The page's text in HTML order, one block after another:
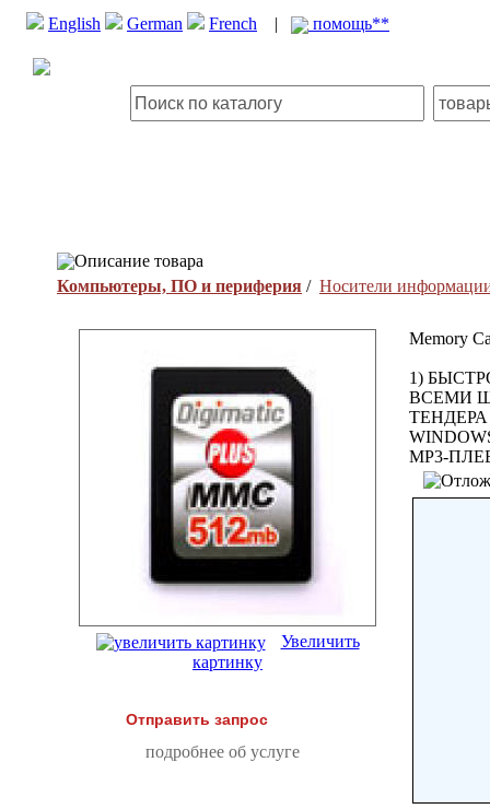
English German French | помощь**
Описание товара
Компьютеры, ПО и периферия / Носители
Увеличить
картинку
Отправить запрос
подробнее об услуге
Memory
1)
ВСЕМИ
MP3-